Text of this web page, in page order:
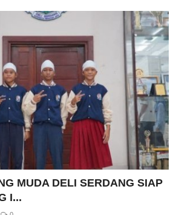
MUDA DELI SERDANG SIAP
I...